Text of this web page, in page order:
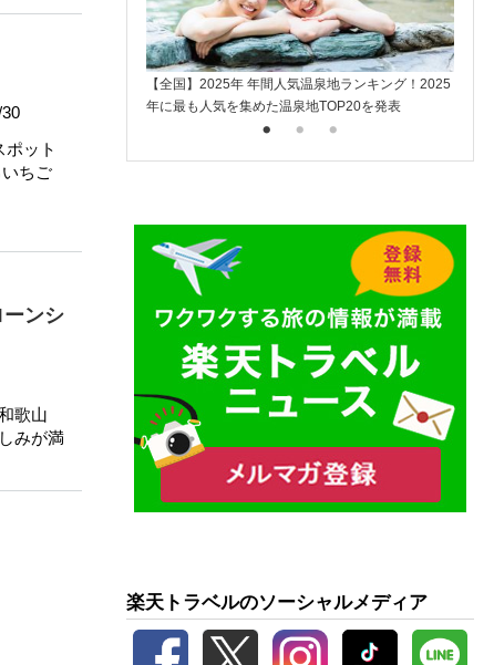
ット
ちご
ンシ
歌山
みが満
【全国】2025年 年間人気温泉地ランキング！2025
年に最も人気を集めた温泉地TOP20を発表
楽天トラベルのソーシャルメディア